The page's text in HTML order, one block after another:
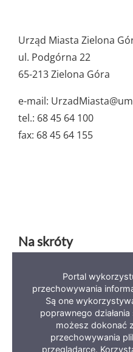
ważne
dane
Urząd Miasta Zielona
ul. Podgórna 22
65-213 Zielona Góra
e-mail:
tel.: 68 45 64 100
fax: 68 45 64 155
Na skróty
Deklaracja dostępności
Polityka prywatności
Portal
przechowywania
Są one
poprawnego
możesz dokonać
przechowywania
przeglądarce.